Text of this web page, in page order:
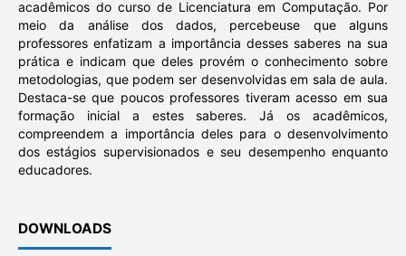
acadêmicos do curso de Licenciatura em Computação. Por
meio da análise dos dados, percebeuse que alguns
professores enfatizam a importância desses saberes na sua
prática e indicam que deles provém o conhecimento sobre
metodologias, que podem ser desenvolvidas em sala de aula.
Destaca-se que poucos professores tiveram acesso em sua
formação inicial a estes saberes. Já os acadêmicos,
compreendem a importância deles para o desenvolvimento
dos estágios supervisionados e seu desempenho enquanto
educadores.
DOWNLOADS